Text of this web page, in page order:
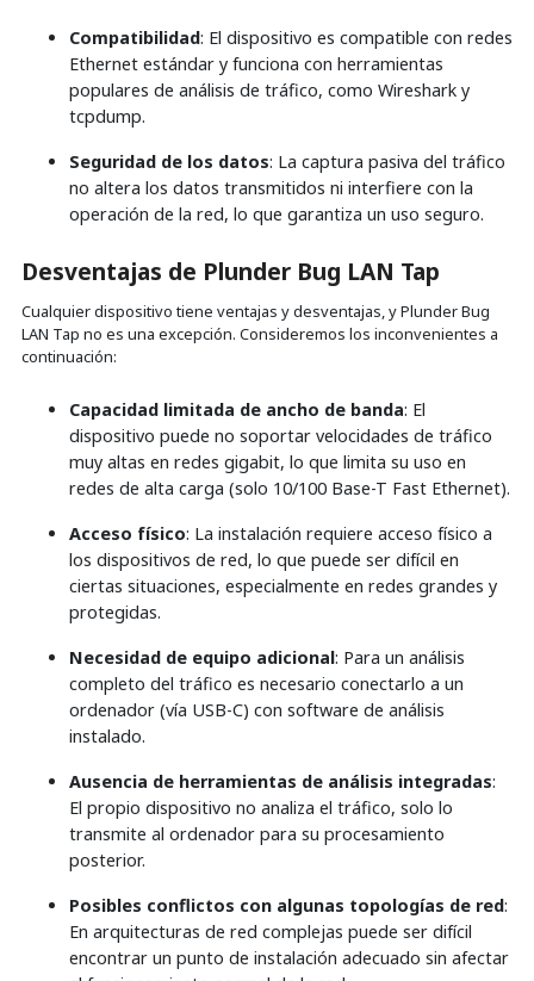
Compatibilidad: El dispositivo es compatible con redes
Ethernet estándar y funciona con herramientas
populares de análisis de tráfico, como Wireshark y
tcpdump.
Seguridad de los datos: La captura pasiva del tráfico
no altera los datos transmitidos ni interfiere con la
operación de la red, lo que garantiza un uso seguro.
Desventajas de Plunder Bug LAN Tap
Cualquier dispositivo tiene ventajas y desventajas, yPlunder Bug
LAN Tap no es una excepción. Consideremos los inconvenientes a
continuación:
Capacidad limitada de ancho de banda: El
dispositivo puede no soportar velocidades de tráfico
muy altas en redes gigabit, lo que limita su uso en
redes de alta carga (solo 10/100 Base-T Fast Ethernet).
Acceso físico: La instalación requiere acceso físico a
los dispositivos de red, lo que puede ser difícil en
ciertas situaciones, especialmente en redes grandes y
protegidas.
Necesidad de equipo adicional: Para un análisis
completo del tráfico es necesario conectarlo a un
ordenador (vía USB-C) con software de análisis
instalado.
Ausencia de herramientas de análisis integradas:
El propio dispositivo no analiza el tráfico, solo lo
transmite al ordenador para su procesamiento
posterior.
Posibles conflictos con algunas topologías de red:
En arquitecturas de red complejas puede ser difícil
encontrar un punto de instalación adecuado sin afectar